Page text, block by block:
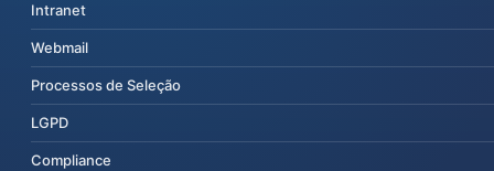
Intranet
Webmail
Processos de Seleção
LGPD
Compliance